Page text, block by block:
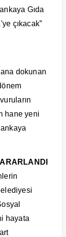
Gıda
çıkacak”
dokunan
hane yeni
hayata